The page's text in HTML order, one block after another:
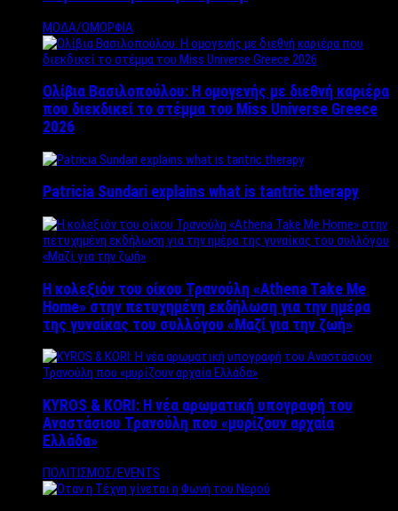
ΜΟΔΑ/ΟΜΟΡΦΙΑ
Ολίβια Βασιλοπούλου: Η ομογενής με διεθνή καριέρα
που διεκδικεί το στέμμα του Miss Universe Greece
2026
Patricia Sundari explains what is tantric therapy
Η κολεξιόν του οίκου Τρανούλη «Athena Take Me
Home» στην πετυχημένη εκδήλωση για την ημέρα
της γυναίκας του συλλόγου «Μαζί για την ζωή»
KYROS & KORI: Η νέα αρωματική υπογραφή του
Αναστάσιου Τρανούλη που «μυρίζουν αρχαία
Ελλάδα»
ΠΟΛΙΤΙΣΜΟΣ/EVENTS